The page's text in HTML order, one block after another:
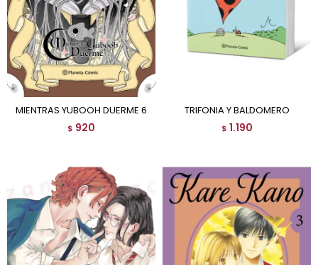
MIENTRAS YUBOOH DUERME 6
$ 920
TRIFONIA Y BALDOMERO
$ 1.190